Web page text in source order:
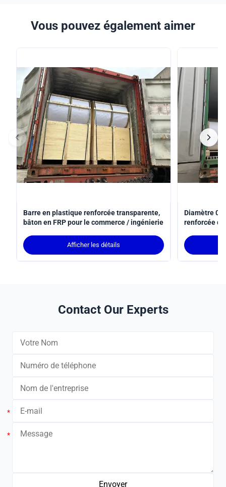
Vous pouvez également aimer
Barre en plastique renforcée transparente,
bâton en FRP pour le commerce / ingénierie
Afficher les détails
Diamètre
renforcée
Contact Our Experts
*
*